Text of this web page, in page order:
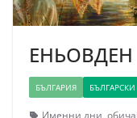
ЕНЬОВДЕН
БЪЛГАРИЯ
Именни дни,